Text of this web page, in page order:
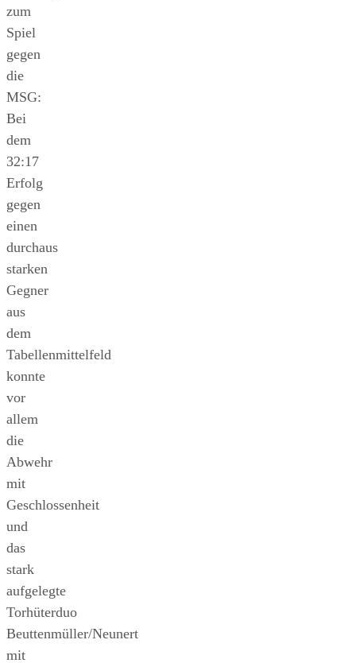
zum
Spiel
gegen
die
MSG:
Bei
dem
32:17
Erfolg
gegen
einen
durchaus
starken
Gegner
aus
dem
Tabellenmittelfeld
konnte
vor
allem
die
Abwehr
mit
Geschlossenheit
und
das
stark
aufgelegte
Torhüterduo
Beuttenmüller/Neunert
mit